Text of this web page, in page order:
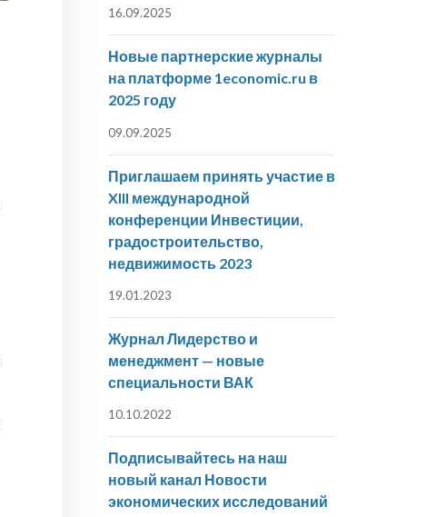
16.09.2025
Новые партнерские журналы
на платформе 1economic.ru в
2025 году
09.09.2025
Приглашаем принять участие в
XIII международной
конференции Инвестиции,
градостроительство,
недвижимость 2023
19.01.2023
Журнал Лидерство и
менеджмент — новые
специальности ВАК
10.10.2022
Подписывайтесь на наш
новый канал Новости
экономических исследований